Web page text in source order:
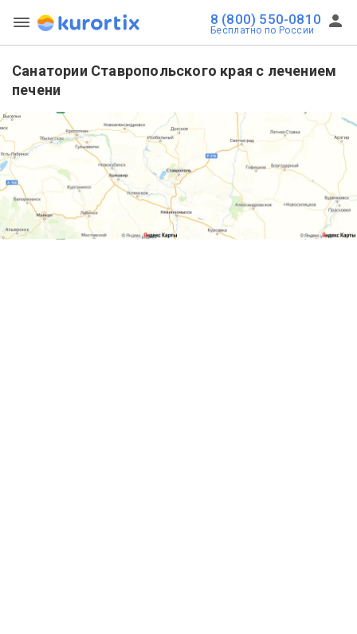
8 (800) 550-0810
Бесплатно по России
Санатории Ставропольского края с лечением
печени